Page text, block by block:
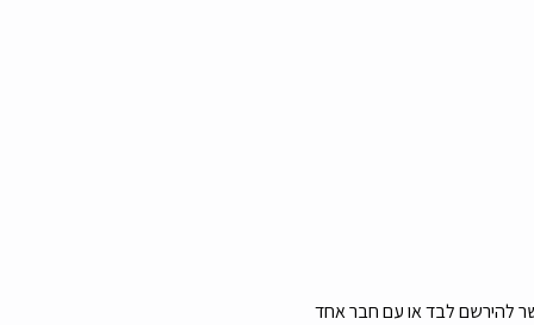
תמיד אפשר להירשם לבד או עם חבר אחד